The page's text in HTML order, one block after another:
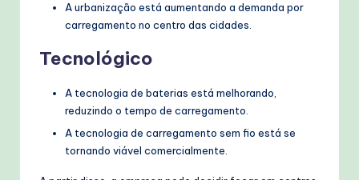
A urbanização está aumentando a demanda por
carregamento no centro das cidades.
Tecnológico
A tecnologia de baterias está melhorando,
reduzindo o tempo de carregamento.
A tecnologia de carregamento sem fio está se
tornando viável comercialmente.